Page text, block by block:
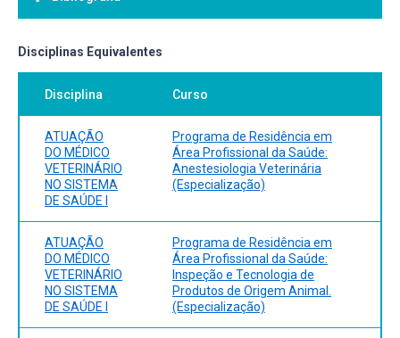
em Medicina Veterinária, vivências de atuação no
Bibliografia Básica:
Organização Mundial de Saúde. The Veterinary
Contribution to Public Health Practice. Ministério da
Saúde. Caderno de Atenção Básica. Núcleo de Apoio a
Saúde da Família. Ministério da Saúde. Caderno de
Atenção Básica. Diretrizes do NASF. Fundação Nacional de
Saúde. Cronologia Histórica da Saúde Pública.
Disciplinas Equivalentes
Disciplina Curso
ATUAÇÃO
DO MÉDICO
VETERINÁRIO
NO SISTEMA
DE SAÚDE I
Programa de Residência em
Área Profissional da Saúde:
Anestesiologia Veterinária
(Especialização)
ATUAÇÃO
DO MÉDICO
VETERINÁRIO
NO SISTEMA
DE SAÚDE I
Programa de Residência em
Área Profissional da Saúde:
Inspeção e Tecnologia de
Produtos de Origem Animal.
(Especialização)